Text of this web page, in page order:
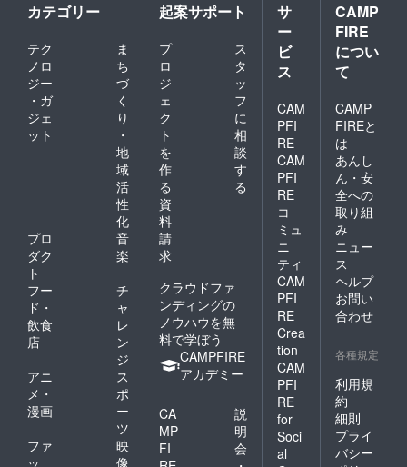
カテゴリー
テク
ノロ
ジー
・ガ
ジェ
ット
ま
ち
づ
く
り
・
地
域
活
性
化
プロ
ダク
ト
音
楽
フー
ド・
飲食
店
チ
ャ
レ
ン
ジ
アニ
メ・
漫画
ス
ポ
ー
ツ
ファ
ッ
映
像
起案サポート
プ
ロ
ジ
ェ
ク
ト
を
作
る
ス
タ
ッ
フ
に
相
談
す
る
資
料
請
求
クラウドファ
ンディングの
ノウハウを無
料で学ぼう
CAMPFIRE
アカデミー
CA
MP
FI
説
明
会
サ
ー
ビ
ス
CAM
PFI
RE
CAM
PFI
RE
コ
ミュ
ニ
ティ
CAM
PFI
RE
Crea
tion
CAM
PFI
RE
for
Soci
al
CAMP
FIRE
につい
て
CAMP
FIREと
は
あんし
ん・安
全への
取り組
み
ニュー
ス
ヘルプ
お問い
合わせ
各種規定
利用規
約
細則
プライ
バシー